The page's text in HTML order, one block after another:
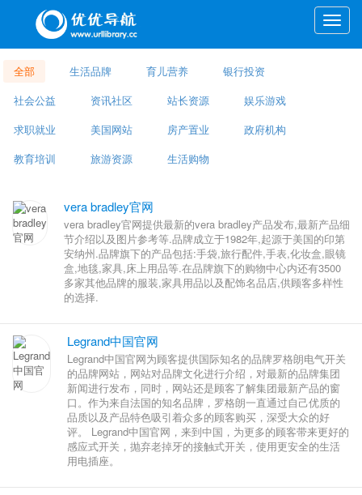
Toggle
全部 生活品牌 育儿营养
银行投资
社会公益
资讯社区 站长资源
娱乐游戏
求职就业
美国网站 房产置业
政府机构
教育培训
旅游资源 生活购物
vera bradley官网
vera bradley官网提供最新的vera bradley产品发布,最新产品细
节介绍以及图片参考等.品牌成立于1982年,起源于美国的印第
安纳州.品牌旗下的产品包括:手袋,旅行配件,手表,化妆盒,眼镜
盒,地毯,家具,床上用品等.在品牌旗下的购物中心内还有3500
多家其他品牌的服装,家具用品以及配饰名品店,供顾客多样性
的选择.
Legrand中国官网
Legrand中国官网为顾客提供国际知名的品牌罗格朗电气开关
的品牌网站，网站对品牌文化进行介绍，对最新的品牌集团
新闻进行发布，同时，网站还是顾客了解集团最新产品的窗
口。作为来自法国的知名品牌，罗格朗一直通过自己优质的
品质以及产品特色吸引着众多的顾客购买，深受大众的好
评。 Legrand中国官网，来到中国，为更多的顾客带来更好的
感应式开关，抛弃老掉牙的接触式开关，使用更安全的生活
用电插座。